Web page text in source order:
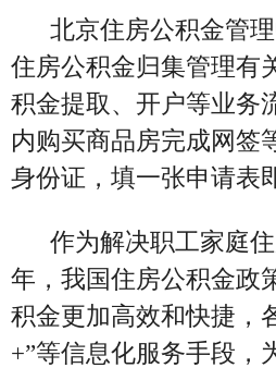
北京住房公积金管
住房公积金归集管理有
积金提取、开户等业务
内购买商品房完成网签
身份证，填一张申请表
作为解决职工家庭
年，我国住房公积金政
积金更加高效和快捷，
+”等信息化服务手段，